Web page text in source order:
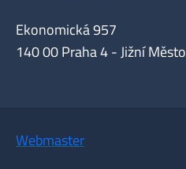
Ekonomická 957
140 00 Praha 4 - Jižní Město
Webmaster